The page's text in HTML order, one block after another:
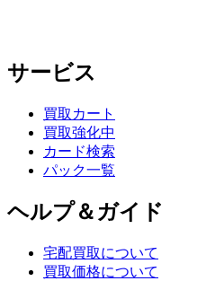
サービス
買取カート
買取強化中
カード検索
パック一覧
ヘルプ＆ガイド
宅配買取について
買取価格について